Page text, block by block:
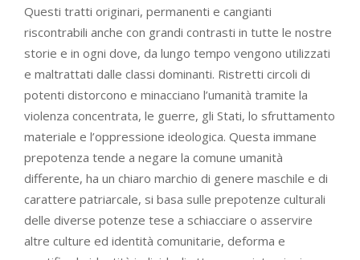
Questi tratti originari, permanenti e cangianti
riscontrabili anche con grandi contrasti in tutte le nostre
storie e in ogni dove, da lungo tempo vengono utilizzati
e maltrattati dalle classi dominanti. Ristretti circoli di
potenti distorcono e minacciano l’umanità tramite la
violenza concentrata, le guerre, gli Stati, lo sfruttamento
materiale e l’oppressione ideologica. Questa immane
prepotenza tende a negare la comune umanità
differente, ha un chiaro marchio di genere maschile e di
carattere patriarcale, si basa sulle prepotenze culturali
delle diverse potenze tese a schiacciare o asservire
altre culture ed identità comunitarie, deforma e